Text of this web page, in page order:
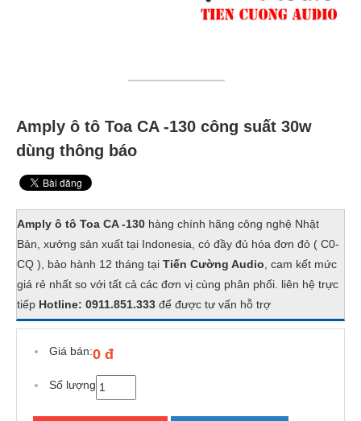
Amply ô tô Toa CA -130 công suất 30w
dùng thông báo
Amply ô tô Toa CA -130 hàng chính hãng công nghệ Nhật
Bản, xưởng sản xuất tại Indonesia, có đầy đủ hóa đơn đỏ ( C0-
CQ ), bảo hành 12 tháng tại Tiến Cường Audio , cam kết mức
giá rẻ nhất so với tất cả các đơn vị cùng phân phối. liên hệ trực
tiếp Hotline: 0911.851.333 để được tư vấn hỗ trợ
Giá bán:0 đ
Số lượng